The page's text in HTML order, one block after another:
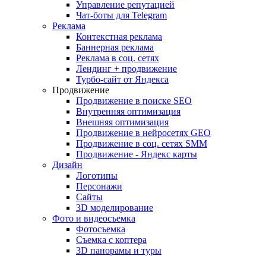
Управление репутацией
Чат-боты для Telegram
Реклама
Контекстная реклама
Баннерная реклама
Реклама в соц. сетях
Лендинг + продвижение
Турбо-сайт от Яндекса
Продвижение
Продвижение в поиске SEO
Внутренняя оптимизация
Внешняя оптимизация
Продвижение в нейросетях GEO
Продвижение в соц. сетях SMM
Продвижение - Яндекс карты
Дизайн
Логотипы
Персонажи
Сайты
3D моделирование
Фото и видеосъемка
Фотосъемка
Съемка с коптера
3D панорамы и туры